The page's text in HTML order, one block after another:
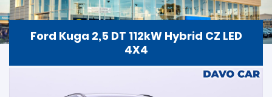
Ford Kuga 2,5 DT 112kW Hybrid CZ LED
4X4